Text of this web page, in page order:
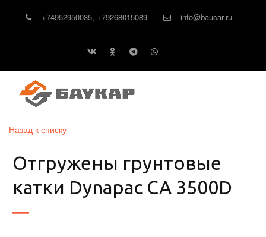
+74952950035, +79268015089 info@baucar.ru
Назад к списку
Отгружены грунтовые
катки Dynapac CA 3500D